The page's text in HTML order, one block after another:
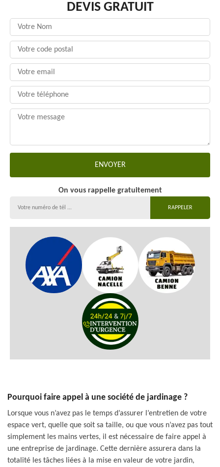
DEVIS GRATUIT
On vous rappelle gratuitement
Pourquoi faire appel à une société de jardinage ?
Lorsque vous n’avez pas le temps d’assurer l’entretien de votre
espace vert, quelle que soit sa taille, ou que vous n’avez pas tout
simplement les mains vertes, il est nécessaire de faire appel à
une entreprise de jardinage. Cette dernière assurera dans la
totalité les tâches liées à la mise en valeur de votre jardin,